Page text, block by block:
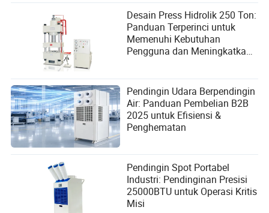
Desain Press Hidrolik 250 Ton:
Panduan Terperinci untuk
Memenuhi Kebutuhan
Pengguna dan Meningkatkan
Pendingin Udara Berpendingin
Air: Panduan Pembelian B2B
2025 untuk Efisiensi &
Penghematan
Pendingin Spot Portabel
Industri: Pendinginan Presisi
25000BTU untuk Operasi Kritis
Misi